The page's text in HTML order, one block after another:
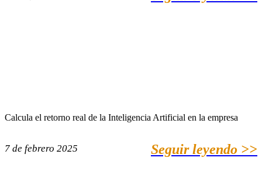
Calcula el retorno real de la Inteligencia Artificial en la empresa
7 de febrero 2025 Seguir leyendo >>